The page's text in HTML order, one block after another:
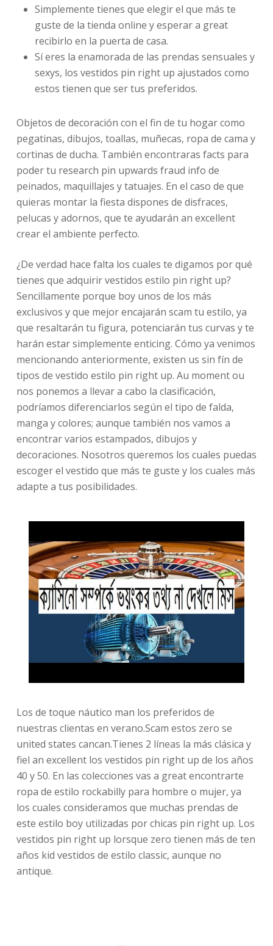
Simplemente tienes que elegir el que más te
guste de la tienda online y esperar a great
recibirlo en la puerta de casa.
Sí eres la enamorada de las prendas sensuales y
sexys, los vestidos pin right up ajustados como
estos tienen que ser tus preferidos.
Objetos de decoración con el fin de tu hogar como
pegatinas, dibujos, toallas, muñecas, ropa de cama y
cortinas de ducha. También encontraras facts para
poder tu research pin upwards fraud info de
peinados, maquillajes y tatuajes. En el caso de que
quieras montar la fiesta dispones de disfraces,
pelucas y adornos, que te ayudarán an excellent
crear el ambiente perfecto.
¿De verdad hace falta los cuales te digamos por qué
tienes que adquirir vestidos estilo pin right up?
Sencillamente porque boy unos de los más
exclusivos y que mejor encajarán scam tu estilo, ya
que resaltarán tu figura, potenciarán tus curvas y te
harán estar simplemente enticing. Cómo ya venimos
mencionando anteriormente, existen us sin fín de
tipos de vestido estilo pin right up. Au moment ou
nos ponemos a llevar a cabo la clasificación,
podríamos diferenciarlos según el tipo de falda,
manga y colores; aunque también nos vamos a
encontrar varios estampados, dibujos y
decoraciones. Nosotros queremos los cuales puedas
escoger el vestido que más te guste y los cuales más
adapte a tus posibilidades.
Los de toque náutico man los preferidos de
nuestras clientas en verano.Scam estos zero se
united states cancan.Tienes 2 líneas la más clásica y
fiel an excellent los vestidos pin right up de los años
40 y 50. En las colecciones vas a great encontrarte
ropa de estilo rockabilly para hombre o mujer, ya
los cuales consideramos que muchas prendas de
este estilo boy utilizadas por chicas pin right up. Los
vestidos pin right up lorsque zero tienen más de ten
años kid vestidos de estilo classic, aunque no
antique.